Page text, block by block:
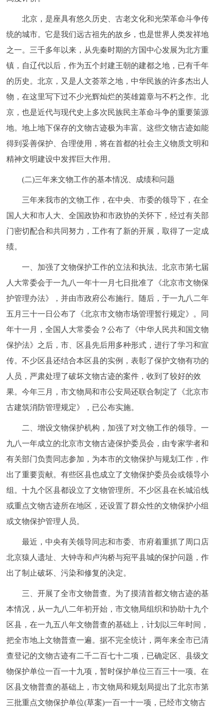
北京，是座具有悠久历史、古老文化和光荣革命斗争传
统的城市。它是我们远古祖先的故乡，也是世界人类发祥地
之一。三千多年以来，从先秦时期的方国中心发展为北方重
镇，自辽代以后，作为五个封建王朝的建都之地，已有千年
的历史。北京，又是人文荟萃之地，中华民族的许多杰出人
物，在这里写下过不少光辉灿烂的英雄篇章与不朽之作。北
京，也是近代与现代史上多次民族民主革命斗争的重要策源
地。地上地下保存的文物古迹极为丰富。这些文物古迹如能
得到妥善保护、合理使用，将在首都的社会主义物质文明和
精神文明建设中发挥巨大作用。
(二)三年来文物工作的基本情况、成绩和问题
三年来我市的文物工作，在中央、市委的领导下，在全
国人大和市人大、全国政协和市政协的关怀下，经过有关部
门密切配合和共同努力，工作有了新的开展，取得了一定成
绩。
一、加强了文物保护工作的立法和执法。北京市第七届
人大常委会于一九八一年十一月七日批准了《北京市文物保
护管理办法》，并由市政府公布施行。随后，于一九八二年
五月三十一日公布了《北京市文物市场管理暂行规定》。同
年十一月，全国人大常委会？公布了《中华人民共和国文物
保护法》之后，市、区县先后用多种形式，进行了学习和宣
传。不少区县还结合本区县的实例，表彰了保护文物有功的
人员，严肃处理了破坏文物古迹的案件，收到了较好的效
果。今年三月，市文物局和市公安局还联合制定了《北京市
古建筑消防管理规定》，已公布实施。
二、增设文物保护机构，加强了对文物工作的领导。一
九八一年成立的北京市文物古迹保护委员会，由专家学者和
有关部门负责同志参加，为本市的文物保护与规划工作，作
出了重要贡献。有些区县也成立了文物保护委员会或领导小
组。十九个区县都设立了文物管理所。不少区县在长城沿线
或重点文物古迹所在地区，还设置了群众性的文物保护小组
或文物保护管理人员。
最近，中央有关领导同志和市委、市府着重抓了周口店
北京猿人遗址、大钟寺和卢沟桥与宛平县城的保护问题，作
出了制止破坏、污染和修复的决定。
三、开展了全市文物普查。为了摸清首都文物古迹的基
本情况，从一九八二年初开始，市文物局组织和协助十九个
区县，在一九五八年文物普查的基础上，计划以三年时间，
把全市地上文物普查一遍。据不完全统计，两年来全市已清
查登记的文物古迹有二千二百七十二项，已确定区、县级文
物保护单位一百一十九项，暂时保护单位三百三十一项。在
区县文物普查的基础上，市文物局和规划局提出了北京市第
三批重点文物保护单位(草案)一百一十一项，已经市文物古